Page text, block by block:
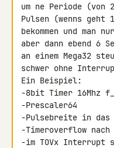
um ne Periode (von
Pulsen (wenns geht
bekommen und man
aber dann ebend 6
an einem Mega32
schwer ohne
Ein Beispiel:
-8bit Timer 16Mhz
-Prescaler64
-Pulsebreite in das
-Timeroverflow nach
-im TOVx Interrupt